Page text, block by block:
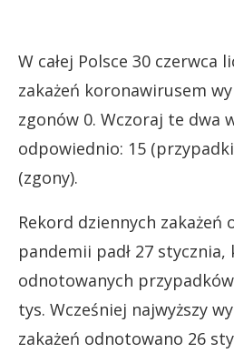
W całej Polsce 30 czerwca
zakażeń koronawirusem
zgonów 0. Wczoraj te dwa
odpowiednio: 15
(zgony).
Rekord dziennych zakażeń
pandemii padł 27 stycznia,
odnotowanych
tys. Wcześniej najwyższy
zakażeń odnotowano 26